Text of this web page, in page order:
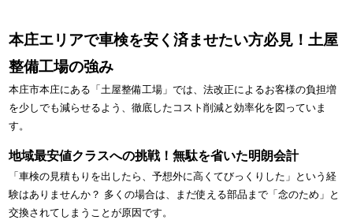
本庄エリアで車検を安く済ませたい方必見！土屋
整備工場の強み
本庄市本庄にある「土屋整備工場」では、法改正によるお客様の負担増
を少しでも減らせるよう、徹底したコスト削減と効率化を図っていま
す。
地域最安値クラスへの挑戦！無駄を省いた明朗会計
「車検の見積もりを出したら、予想外に高くてびっくりした」という経
験はありませんか？ 多くの場合は、まだ使える部品まで「念のため」と
交換されてしまうことが原因です。